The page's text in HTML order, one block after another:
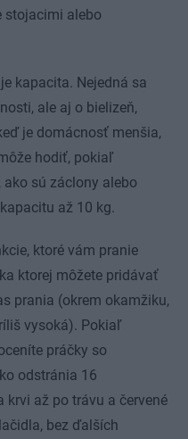
stojacimi alebo
kapacita. Nejedná sa
ale aj o bielizeň,
je domácnosť menšia,
hodiť, pokiaľ
sú záclony alebo
až 10 kg.
ktoré vám pranie
ktorej môžete pridávať
prania (okrem okamžiku,
vysoká). Pokiaľ
práčky so
odstránia 16
krvi až po trávu a červené
bez ďalších